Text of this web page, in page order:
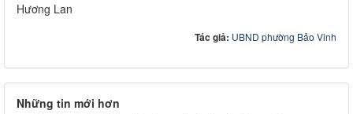
Hương Lan
Tác giả: UBND phường Bảo Vinh
Những tin mới hơn